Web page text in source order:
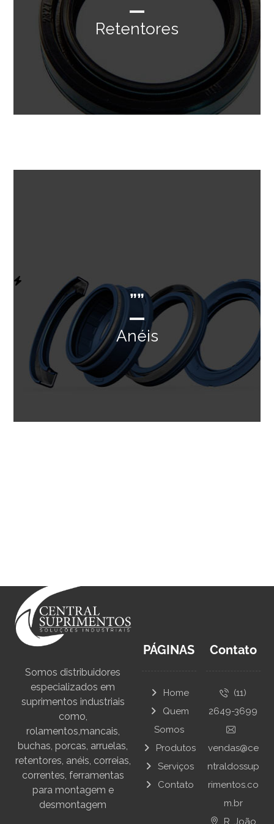
Retentores
””
Anéis
Somos distribuidores
especializados em
suprimentos industriais
como,
rolamentos,mancais,
buchas, porcas, arruelas,
retentores, anéis, correias,
correntes, ferramentas
para montagem e
desmontagem
PÁGINAS
Home
Quem
Somos
Produtos
Serviços
Contato
Contato
(11)
2649-3699
vendas@ce
ntraldossup
rimentos.co
m.br
R. João